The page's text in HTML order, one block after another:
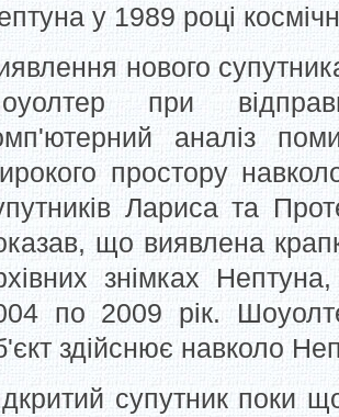
у 1989 році
нового
при
аналіз
простору
Лариса та
що виявлена
знімках
по 2009 рік.
здійснює навколо
супутник поки